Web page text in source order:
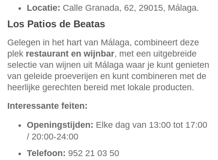
Locatie: Calle Granada, 62, 29015, Málaga.
Los Patios de Beatas
Gelegen in het hart van Málaga, combineert deze
plek restaurant en wijnbar, met een uitgebreide
selectie van wijnen uit Málaga waar je kunt genieten
van geleide proeverijen en kunt combineren met de
heerlijke gerechten bereid met lokale producten.
Interessante feiten:
Openingstijden: Elke dag van 13:00 tot 17:00
/ 20:00-24:00
Telefoon: 952 21 03 50